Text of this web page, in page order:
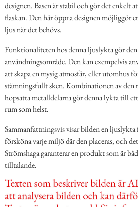
designen. Basen är stabil och gör det enkelt
flaskan. Den här öppna designen möjliggör
ljus när det behövs.
Funktionaliteten hos denna ljuslykta gör
användningsområde. Den kan exempelvis
att skapa en mysig atmosfär, eller utomhus
stämningsfullt sken. Kombinationen av den
hopsatta metalldelarna gör denna lykta till
rum som helst.
Sammanfattningsvis visar bilden en
försköna varje miljö där den placeras, och
Strömshaga garanterar en produkt som är
tilltalande.